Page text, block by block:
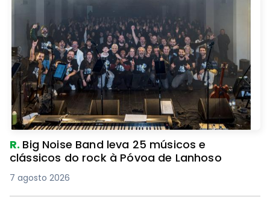
R. Big Noise Band leva 25 músicos e
clássicos do rock à Póvoa de Lanhoso
7 agosto 2026